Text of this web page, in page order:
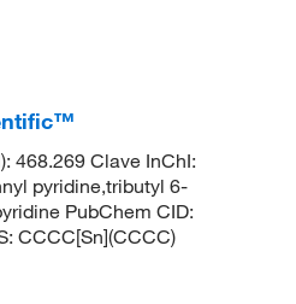
468.269 Clave InChI:
pyridine,tributyl 6-
PubChem CID:
CCCC[Sn](CCCC)